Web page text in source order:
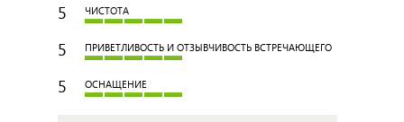
5 ЧИСТОТА
5 ПРИВЕТЛИВОСТЬ И ОТЗЫВЧИВОСТЬ ВСТРЕЧАЮЩЕГО
5 ОСНАЩЕНИЕ